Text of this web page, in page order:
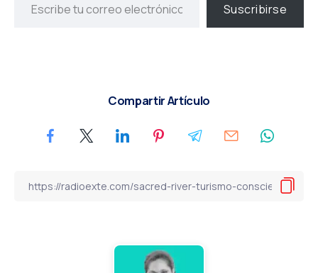
Suscribirse
Compartir Artículo